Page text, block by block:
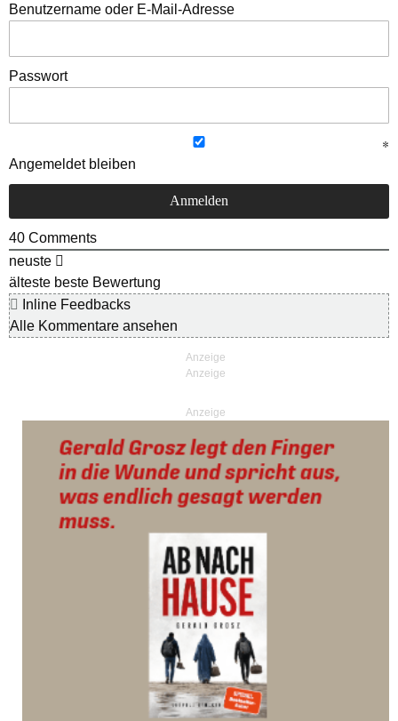
Benutzername oder E-Mail-Adresse
Passwort
Angemeldet bleiben
40 Comments
neuste
älteste beste Bewertung
Inline Feedbacks
Alle Kommentare ansehen
Anzeige